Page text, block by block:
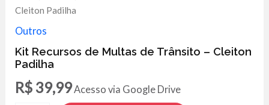
Cleiton Padilha
Outros
Kit Recursos de Multas de Trânsito – Cleiton
Padilha
R$ 39,99Acesso via Google Drive